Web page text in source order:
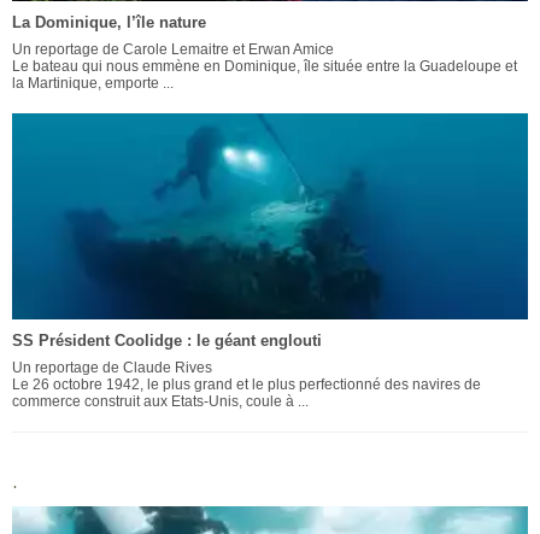
La Dominique, l’île nature
Un reportage de Carole Lemaitre et Erwan Amice
Le bateau qui nous emmène en Dominique, île située entre la Guadeloupe et
la Martinique, emporte ...
SS Président Coolidge : le géant englouti
Un reportage de Claude Rives
Le 26 octobre 1942, le plus grand et le plus perfectionné des navires de
commerce construit aux Etats-Unis, coule à ...
.